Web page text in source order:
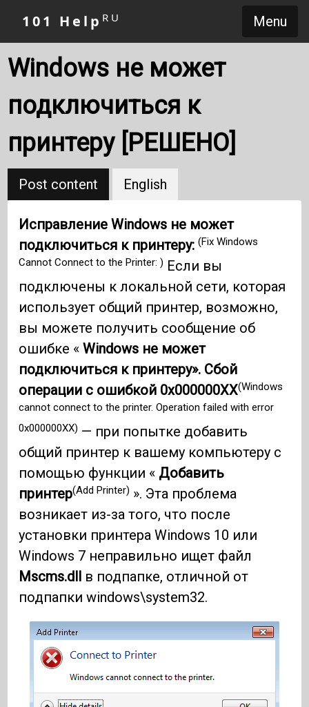
Menu
101 Help RU
Windows не может
подключиться к
принтеру [РЕШЕНО]
Post content English
Исправление Windows не может
подключиться к принтеру:(Fix Windows
Cannot Connect to the Printer: ) Если вы
подключены к локальной сети, которая
использует общий принтер, возможно,
вы можете получить сообщение об
ошибке «Windows не может
подключиться к принтеру». Сбой
операции с ошибкой 0x000000XX(Windows
cannot connect to the printer. Operation failed with error
0x000000XX) — при попытке добавить
общий принтер к вашему компьютеру с
помощью функции « Добавить
принтер(Add Printer) ». Эта проблема
возникает из-за того, что после
установки принтера Windows 10 или
Windows 7 неправильно ищет файл
Mscms.dll в подпапке, отличной от
подпапки windows\system32.